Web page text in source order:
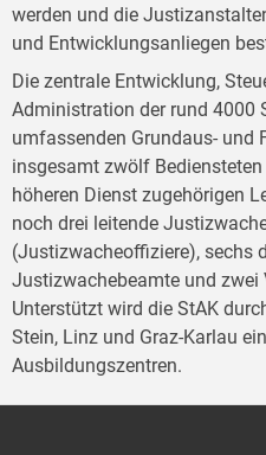
werden und die
und Entwicklungsanliegen
Die zentrale Entwicklung,
Administration der rund 4000
umfassenden Grundaus- und
insgesamt zwölf
höheren Dienst zugehörigen
noch drei leitende
(Justizwacheoffiziere), sechs
Justizwachebeamte und zwei
Unterstützt wird die StAK
Stein, Linz und Graz-Karlau
Ausbildungszentren.